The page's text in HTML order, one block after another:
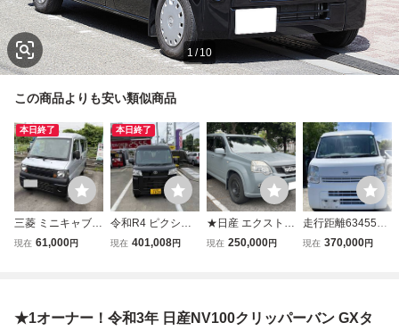
1 / 10
この商品よりも安い類似商品
本日終了
三菱 ミニキャブバ
ン U61V 低走行 5
現在 61,000円
本日終了
令和R4 ピクシス
バン クルーズ ★3
現在 401,008円
★日産 エクストレ
イル20X！自家塗
車検8年8月【くる
現在 250,000円
走行距離63455km
売り切り 平成
現在 370,000円
★1オーナー！令和3年 日産NV100クリッパーバン GXタ